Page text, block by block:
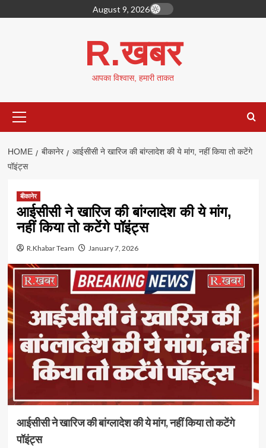
to
August 9, 2026
R.खबर
आपका विश्वास, हमारी ताकत
Menu
HOME बीकानेर
आईसीसी ने खारिज की बांग्लादेश की ये मांग, नहीं किया तो कटेंगे
पॉइंट्स
बीकानेर
आईसीसी ने खारिज की बांग्लादेश की ये मांग,
नहीं किया तो कटेंगे पॉइंट्स
R.Khabar Team January 7, 2026
आईसीसी ने खारिज की बांग्लादेश की ये मांग, नहीं किया तो कटेंगे
पॉइंट्स